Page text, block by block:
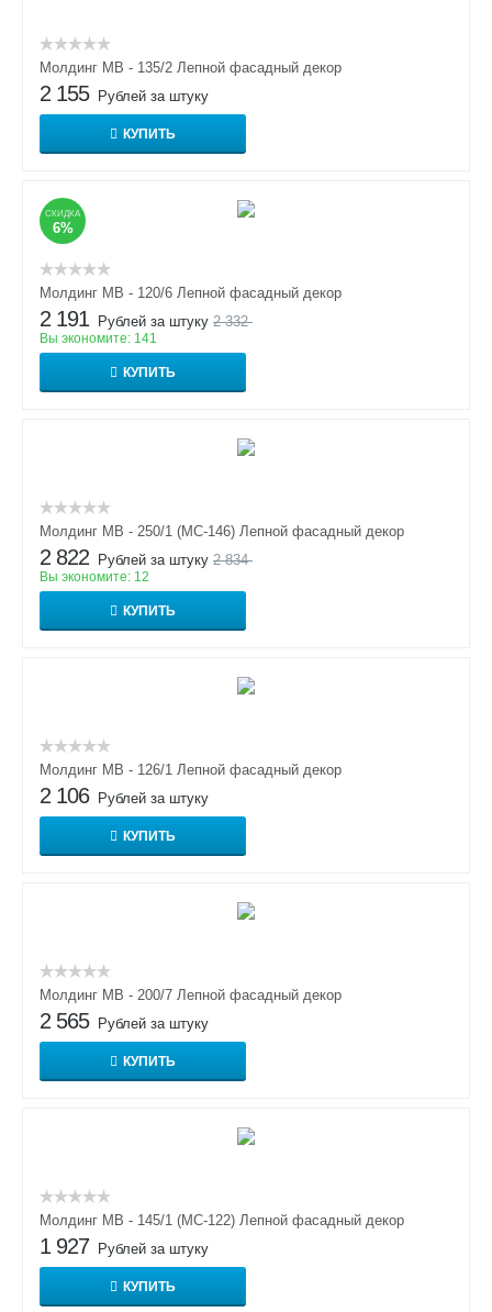
Молдинг МВ - 135/2 Лепной фасадный декор
2 155 Рублей за штуку
КУПИТЬ
СКИДКА
6%
Молдинг МВ - 120/6 Лепной фасадный декор
2 191 Рублей за штуку 2 332
Вы экономите: 141
КУПИТЬ
Молдинг МВ - 250/1 (МС-146) Лепной фасадный декор
2 822 Рублей за штуку 2 834
Вы экономите: 12
КУПИТЬ
Молдинг МВ - 126/1 Лепной фасадный декор
2 106 Рублей за штуку
КУПИТЬ
Молдинг МВ - 200/7 Лепной фасадный декор
2 565 Рублей за штуку
КУПИТЬ
Молдинг МВ - 145/1 (МС-122) Лепной фасадный декор
1 927 Рублей за штуку
КУПИТЬ